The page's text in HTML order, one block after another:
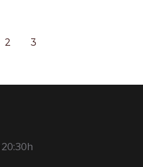
2 3
20:30h